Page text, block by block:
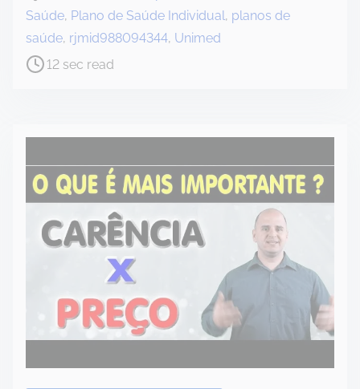
Saúde, Plano de Saúde Individual, planos de
saúde, rjmid988094344, Unimed
o
s
t
t
12 sec read